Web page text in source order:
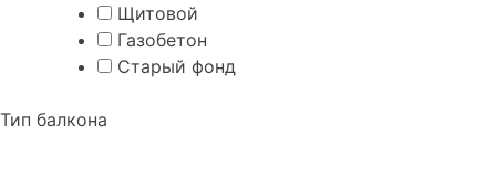
Щитовой
Газобетон
Старый фонд
Тип балкона